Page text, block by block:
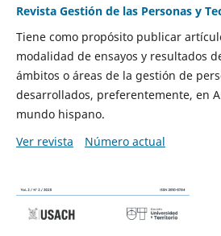
Revista Gestión de las Personas y
Tiene como propósito publicar
modalidad de ensayos y resultados
ámbitos o áreas de la gestión de
desarrollados, preferentemente, en
mundo hispano.
Ver revista
Número actual